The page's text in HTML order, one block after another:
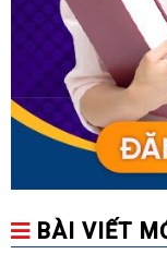
BÀI VIẾT